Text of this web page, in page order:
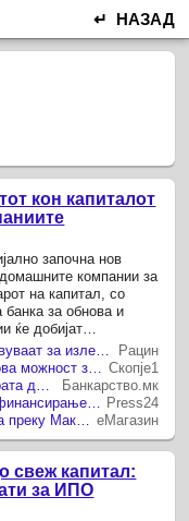
↵ НАЗАД
кон капиталот
започна нов
компании за
на капитал, со
за обнова и
ќе добијат
на нивната
акции или ...
Рацин
Скопје1
Банкарство.мк
Press24
еМагазин
свеж капитал:
за ИПО